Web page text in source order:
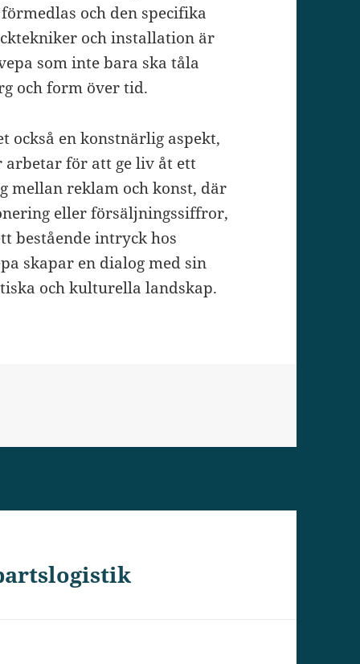
och den specifika
och installation är
som inte bara ska tåla
och form över tid.
också en konstnärlig aspekt,
arbetar för att ge liv åt ett
mellan reklam och konst, där
eller försäljningssiffror,
bestående intryck hos
skapar en dialog med sin
och kulturella landskap.